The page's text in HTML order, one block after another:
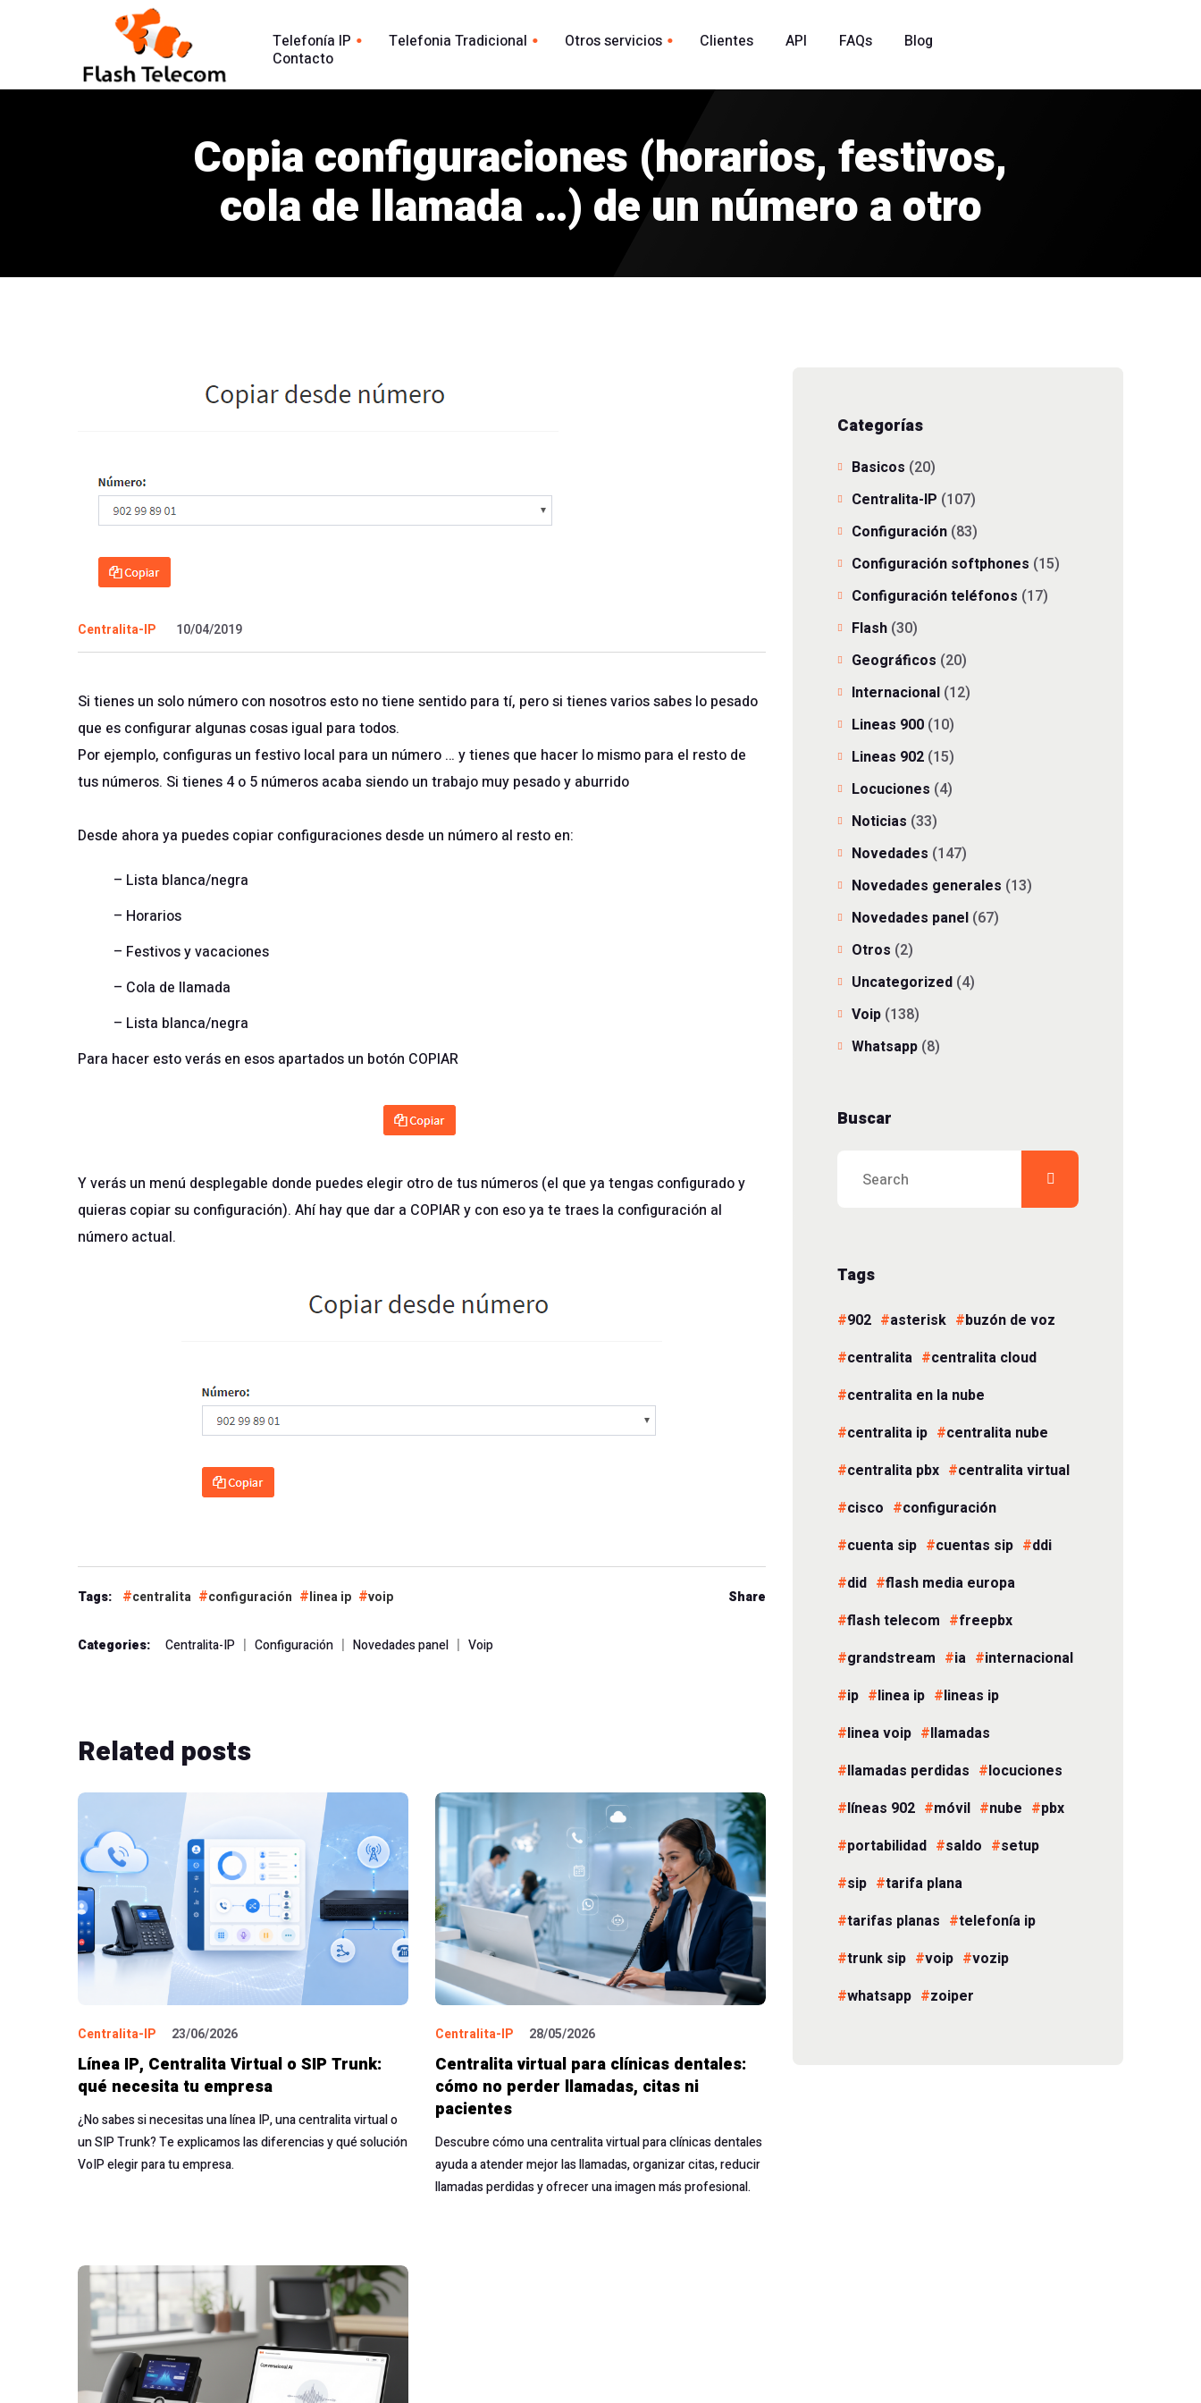
Telefonía IP
Centralita Virtual
SIP Trunk
Agente Conversacional AI
Línea 902
Telefonia Tradicional
Análisis Llamadas
902
Línea 900
Otros servicios
Envio Whatsapp por API
Agente Conversacional AI
Marca blanca
Clientes API FAQs
Blog
Contacto
Copia configuraciones (horarios, festivos,
cola de llamada …) de un número a otro
Centralita-IP 10/04/2019
Si tienes un solo número con nosotros esto no tiene sentido para tí, pero si tienes varios sabes lo pesado
que es configurar algunas cosas igual para todos.
Por ejemplo, configuras un festivo local para un número … y tienes que hacer lo mismo para el resto de
tus números. Si tienes 4 o 5 números acaba siendo un trabajo muy pesado y aburrido
Desde ahora ya puedes copiar configuraciones desde un número al resto en:
– Lista blanca/negra
– Horarios
– Festivos y vacaciones
– Cola de llamada
– Lista blanca/negra
Para hacer esto verás en esos apartados un botón COPIAR
Y verás un menú desplegable donde puedes elegir otro de tus números (el que ya tengas configurado y
quieras copiar su configuración). Ahí hay que dar a COPIAR y con eso ya te traes la configuración al
número actual.
Tags: centralita configuración linea ip voip Share
Categories: Centralita-IP | Configuración | Novedades panel | Voip
Related posts
Centralita-IP 23/06/2026
Línea IP, Centralita Virtual o SIP Trunk:
qué necesita tu empresa
¿No sabes si necesitas una línea IP, una centralita virtual o
un SIP Trunk? Te explicamos las diferencias y qué solución
VoIP elegir para tu empresa.
Centralita-IP 28/05/2026
Centralita virtual para clínicas dentales:
cómo no perder llamadas, citas ni
pacientes
Descubre cómo una centralita virtual para clínicas dentales
ayuda a atender mejor las llamadas, organizar citas, reducir
llamadas perdidas y ofrecer una imagen más profesional.
Categorías
Basicos (20)
Centralita-IP (107)
Configuración (83)
Configuración softphones (15)
Configuración teléfonos (17)
Flash (30)
Geográficos (20)
Internacional (12)
Lineas 900 (10)
Lineas 902 (15)
Locuciones (4)
Noticias (33)
Novedades (147)
Novedades generales (13)
Novedades panel (67)
Otros (2)
Uncategorized (4)
Voip (138)
Whatsapp (8)
Buscar
Tags
902 asterisk
buzón de voz
centralita
centralita cloud
centralita en la nube
centralita ip
centralita nube
centralita pbx
centralita virtual
cisco
configuración
cuenta sip
cuentas sip
ddi
did
flash media europa
flash telecom
freepbx
grandstream
ia
internacional
ip
linea ip
lineas ip
linea voip
llamadas
llamadas perdidas
locuciones
líneas 902
móvil nube
pbx
portabilidad
saldo
setup
sip
tarifa plana
tarifas planas
telefonía ip
trunk sip
voip
vozip
whatsapp
zoiper